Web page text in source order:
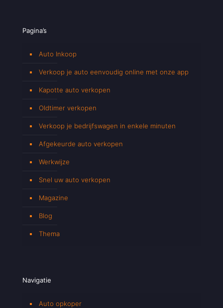
Pagina’s
Auto Inkoop
Verkoop je auto eenvoudig online met onze app
Kapotte auto verkopen
Oldtimer verkopen
Verkoop je bedrijfswagen in enkele minuten
Afgekeurde auto verkopen
Werkwijze
Snel uw auto verkopen
Magazine
Blog
Thema
Navigatie
Auto opkoper